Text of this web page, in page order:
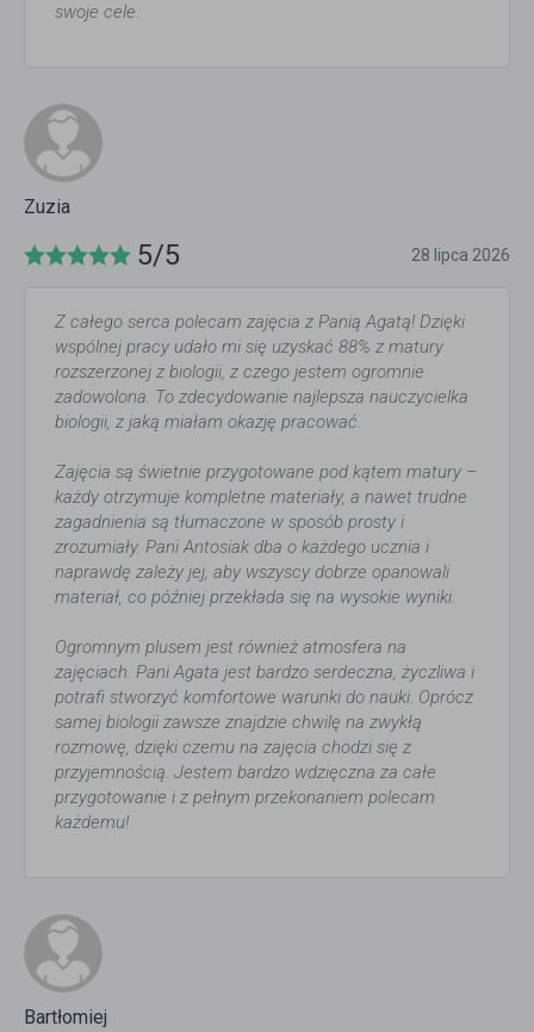
swoje cele.
Zuzia
5/5 28 lipca 2026
Z całego serca polecam zajęcia z Panią Agatą! Dzięki
wspólnej pracy udało mi się uzyskać 88% z matury
rozszerzonej z biologii, z czego jestem ogromnie
zadowolona. To zdecydowanie najlepsza nauczycielka
biologii, z jaką miałam okazję pracować.
Zajęcia są świetnie przygotowane pod kątem matury –
każdy otrzymuje kompletne materiały, a nawet trudne
zagadnienia są tłumaczone w sposób prosty i
zrozumiały. Pani Antosiak dba o każdego ucznia i
naprawdę zależy jej, aby wszyscy dobrze opanowali
materiał, co później przekłada się na wysokie wyniki.
Ogromnym plusem jest również atmosfera na
zajęciach. Pani Agata jest bardzo serdeczna, życzliwa i
potrafi stworzyć komfortowe warunki do nauki. Oprócz
samej biologii zawsze znajdzie chwilę na zwykłą
rozmowę, dzięki czemu na zajęcia chodzi się z
przyjemnością. Jestem bardzo wdzięczna za całe
przygotowanie i z pełnym przekonaniem polecam
każdemu!
Bartłomiej